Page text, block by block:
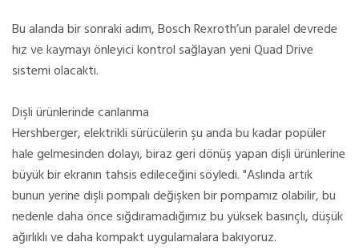
Bu alanda bir sonraki adım, Bosch Rexroth’un paralel devrede
hız ve kaymayı önleyici kontrol sağlayan yeni Quad Drive
sistemi olacaktı.
Dişli ürünlerinde canlanma
Hershberger, elektrikli sürücülerin şu anda bu kadar popüler
hale gelmesinden dolayı, biraz geri dönüş yapan dişli ürünlerine
büyük bir ekranın tahsis edileceğini söyledi. "Aslında artık
bunun yerine dişli pompalı değişken bir pompamız olabilir, bu
nedenle daha önce sığdıramadığımız bu yüksek basınçlı, düşük
ağırlıklı ve daha kompakt uygulamalara bakıyoruz.